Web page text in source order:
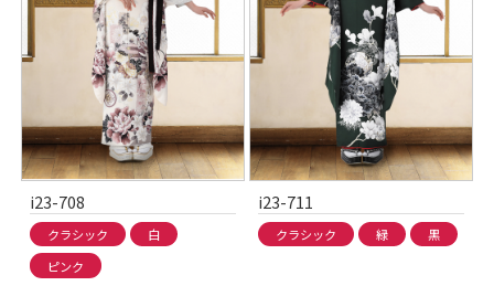
i23-708
クラシック
白
ピンク
i23-711
クラシック 緑 黒